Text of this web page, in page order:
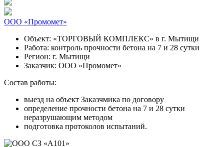
ООО «Промомет»
Объект: «ТОРГОВЫЙ КОМПЛЕКС» в г. Мытищи
Работа: контроль прочности бетона на 7 и 28 сутки
Регион: г. Мытищи
Заказчик: ООО «Промомет»
Состав работы:
выезд на объект Заказчмика по договору
определение прочности бетона на 7 и 28 сутки
неразрушающим методом
подготовка протоколов испытаний.